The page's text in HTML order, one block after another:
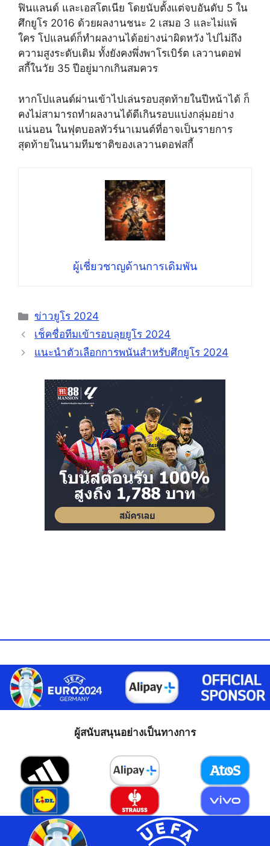
ฟินแลนด์ และเอสโตเนีย โดยนับตั้งแต่จบอันดับ 5 ใน
ศึกยูโร 2016 ด้วยผลงานชนะ 2 เสมอ 3 และไม่แพ้
ใคร โปแลนด์ก็ทำผลงานได้อย่างน่าผิดหวัง ไปไม่ถึง
ความสูงระดับเดิม ทั้งยังคงพึ่งพาโรเบิร์ต เลวานดอฟ
สกี้ในวัย 35 ปีอยู่มากเกินสมควร
หากโปแลนด์ผ่านเข้าไปเล่นรอบสุดท้ายในปีหน้าได้ ก็
คงไม่สามารถทำผลงานได้ดีเกินรอบแบ่งกลุ่มอย่าง
แน่นอน ในฟุตบอลทัวร์นาเมนต์ที่อาจเป็นรายการ
สุดท้ายในนามทีมชาติของเลวานดอฟสกี้
ผู้เชี่ยวชาญด้านการเดิมพัน
Categories
ข่าวยูโร 2024
เช็คชื่อทีมเข้ารอบลุยยูโร 2024
แนะนำตัวเลือกการพนันสำหรับศึกยูโร 2024
ผู้สนับสนุนอย่างเป็นทางการ